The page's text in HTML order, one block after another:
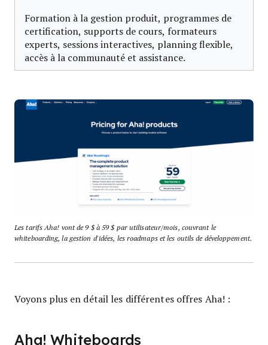
Formation à la gestion produit, programmes de
certification, supports de cours, formateurs
experts, sessions interactives, planning flexible,
accès à la communauté et assistance.
Les tarifs Aha! vont de 9 $ à 59 $ par utilisateur/mois, couvrant le
whiteboarding, la gestion d'idées, les roadmaps et les outils de développement.
Voyons plus en détail les différentes offres Aha! :
Aha! Whiteboards